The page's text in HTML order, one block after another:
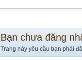
Bạn chưa đăng
Trang này yêu cầu bạn phải